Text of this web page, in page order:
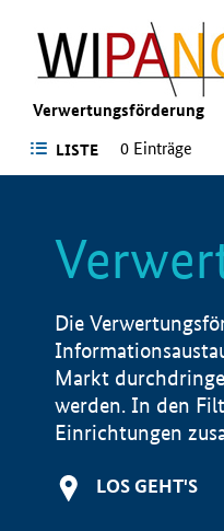
Verwertungsförderung
LISTE 0 Einträge
Die
Markt
werden. In den
Einrichtungen
LOS GEHT'S